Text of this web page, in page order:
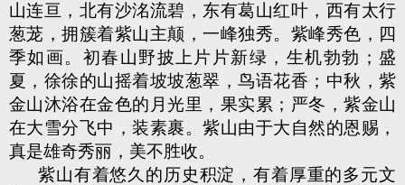
山连亘，北有沙洺流碧，东有葛山红叶，西有太行
葱茏，拥簇着紫山主颠，一峰独秀。紫峰秀色，四
季如画。初春山野披上片片新绿，生机勃勃；盛
夏，徐徐的山摇着坡坡葱翠，鸟语花香；中秋，紫
金山沐浴在金色的月光里，果实累；严冬，紫金山
在大雪分飞中，装素裹。紫山由于大自然的恩赐，
真是雄奇秀丽，美不胜收。
紫山有着悠久的历史积淀，有着厚重的多元文